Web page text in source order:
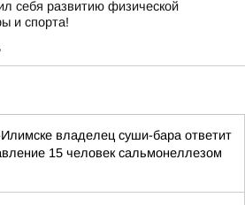
себя развитию физической
и спорта!
владелец суши-бара ответит
15 человек сальмонеллезом